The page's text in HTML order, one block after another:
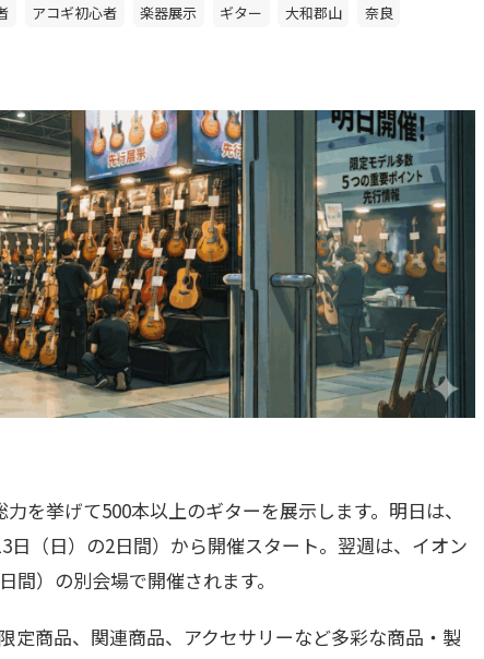
アコギ初心者 楽器展示 ギター 大和郡山
奈良
を挙げて500本以上のギターを展示します。明日は、
（日）の2日間）から開催スタート。翌週は、イオン
間）の別会場で開催されます。
商品、関連商品、アクセサリーなど多彩な商品・製